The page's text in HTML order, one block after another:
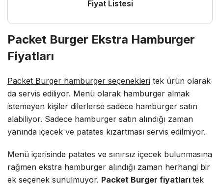
Fiyat Listesi
Packet Burger Ekstra Hamburger
Fiyatları
Packet Burger hamburger seçenekleri tek ürün olarak
da servis ediliyor. Menü olarak hamburger almak
istemeyen kişiler dilerlerse sadece hamburger satın
alabiliyor. Sadece hamburger satın alındığı zaman
yanında içecek ve patates kızartması servis edilmiyor.
Menü içerisinde patates ve sınırsız içecek bulunmasına
rağmen ekstra hamburger alındığı zaman herhangi bir
ek seçenek sunulmuyor. Packet Burger fiyatları tek